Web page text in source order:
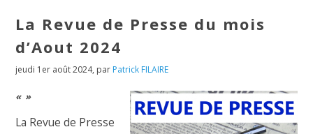
La Revue de Presse du mois
d’Aout 2024
jeudi 1er août 2024, par Patrick FILAIRE
La Revue de Presse